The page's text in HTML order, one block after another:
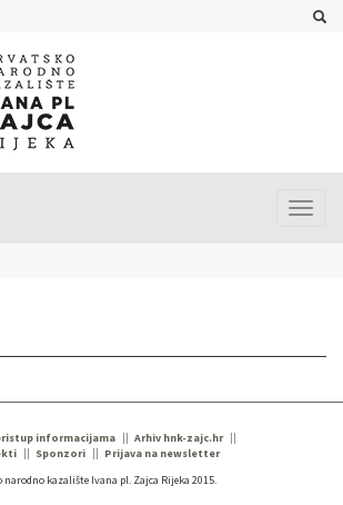
informacijama
Arhiv hnk-zajc.hr
Sponzori
Prijava na newsletter
kazalište Ivana pl. Zajca Rijeka 2015.